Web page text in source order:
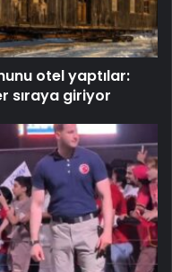
otel yaptılar:
sıraya giriyor